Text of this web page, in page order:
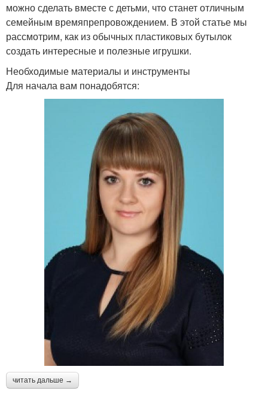
можно сделать вместе с детьми, что станет отличным
семейным времяпрепровождением. В этой статье мы
рассмотрим, как из обычных пластиковых бутылок
создать интересные и полезные игрушки.
Необходимые материалы и инструменты
Для начала вам понадобятся:
читать дальше →